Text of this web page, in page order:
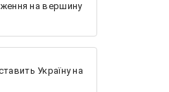
на вершину
Україну на